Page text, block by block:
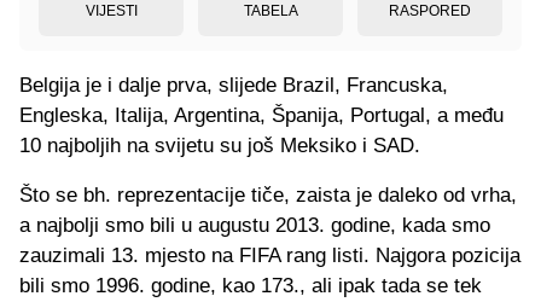
VIJESTI TABELA RASPORED
Belgija je i dalje prva, slijede Brazil, Francuska,
Engleska, Italija, Argentina, Španija, Portugal, a među
10 najboljih na svijetu su još Meksiko i SAD.
Što se bh. reprezentacije tiče, zaista je daleko od vrha,
a najbolji smo bili u augustu 2013. godine, kada smo
zauzimali 13. mjesto na FIFA rang listi. Najgora pozicija
bili smo 1996. godine, kao 173., ali ipak tada se tek